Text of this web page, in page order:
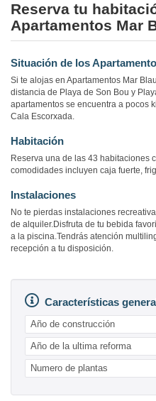
Reserva tu
Apartamentos Mar
Situación de los
Si te alojas en Apartamentos Mar
distancia de Playa de Son Bou y
apartamentos se encuentra a pocos
Cala Escorxada.
Habitación
Reserva una de las 43 habitaciones
comodidades incluyen caja fuerte,
Instalaciones
No te pierdas instalaciones
de alquiler.Disfruta de tu bebida
a la piscina.Tendrás atención
recepción a tu disposición.
Características
Año de construcción
Año de la ultima reforma
Numero de plantas